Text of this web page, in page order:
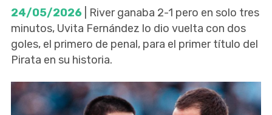
24/05/2026 | River ganaba 2-1 pero en solo tres
minutos, Uvita Fernández lo dio vuelta con dos
goles, el primero de penal, para el primer título del
Pirata en su historia.